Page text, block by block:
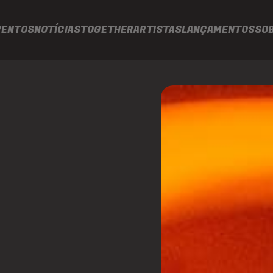
NOTÍCIASTOGETHERARTISTASLANÇAMENTOS